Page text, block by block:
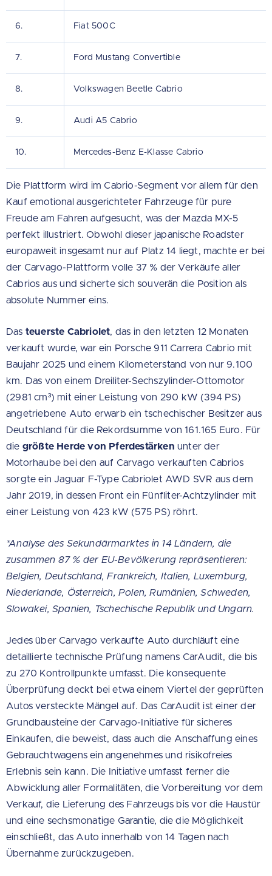
6. Fiat 500C
7. Ford Mustang Convertible
8. Volkswagen Beetle Cabrio
9. Audi A5 Cabrio
10. Mercedes-Benz E-Klasse Cabrio
Die Plattform wird im Cabrio-Segment vor allem für den
Kauf emotional ausgerichteter Fahrzeuge für pure
Freude am Fahren aufgesucht, was der Mazda MX-5
perfekt illustriert. Obwohl dieser japanische Roadster
europaweit insgesamt nur auf Platz 14 liegt, machte er bei
der Carvago-Plattform volle 37 % der Verkäufe aller
Cabrios aus und sicherte sich souverän die Position als
absolute Nummer eins.
Das teuerste Cabriolet, das in den letzten 12 Monaten
verkauft wurde, war ein Porsche 911 Carrera Cabrio mit
Baujahr 2025 und einem Kilometerstand von nur 9.100
km. Das von einem Dreiliter-Sechszylinder-Ottomotor
(2981 cm³) mit einer Leistung von 290 kW (394 PS)
angetriebene Auto erwarb ein tschechischer Besitzer aus
Deutschland für die Rekordsumme von 161.165 Euro. Für
die größte Herde von Pferdestärken unter der
Motorhaube bei den auf Carvago verkauften Cabrios
sorgte ein Jaguar F-Type Cabriolet AWD SVR aus dem
Jahr 2019, in dessen Front ein Fünfliter-Achtzylinder mit
einer Leistung von 423 kW (575 PS) röhrt.
*Analyse des Sekundärmarktes in 14 Ländern, die
zusammen 87 % der EU-Bevölkerung repräsentieren:
Belgien, Deutschland, Frankreich, Italien, Luxemburg,
Niederlande, Österreich, Polen, Rumänien, Schweden,
Slowakei, Spanien, Tschechische Republik und Ungarn.
Jedes über Carvago verkaufte Auto durchläuft eine
detaillierte technische Prüfung namens CarAudit, die bis
zu 270 Kontrollpunkte umfasst. Die konsequente
Überprüfung deckt bei etwa einem Viertel der geprüften
Autos versteckte Mängel auf. Das CarAudit ist einer der
Grundbausteine der Carvago-Initiative für sicheres
Einkaufen, die beweist, dass auch die Anschaffung eines
Gebrauchtwagens ein angenehmes und risikofreies
Erlebnis sein kann. Die Initiative umfasst ferner die
Abwicklung aller Formalitäten, die Vorbereitung vor dem
Verkauf, die Lieferung des Fahrzeugs bis vor die Haustür
und eine sechsmonatige Garantie, die die Möglichkeit
einschließt, das Auto innerhalb von 14 Tagen nach
Übernahme zurückzugeben.